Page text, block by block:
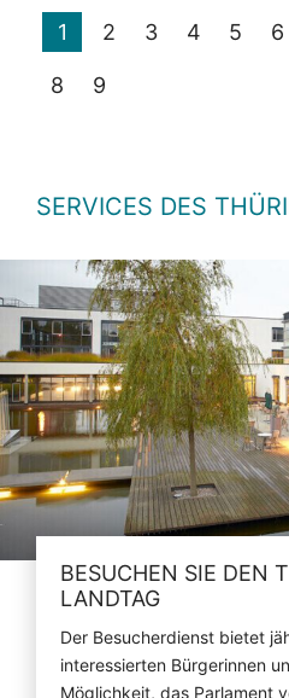
1 2 3 4 5 6
8 9
SERVICES DES
BESUCHEN SIE DEN
LANDTAG
Der Besucherdienst bietet
interessierten Bürgerinnen
Möglichkeit, das Parlament